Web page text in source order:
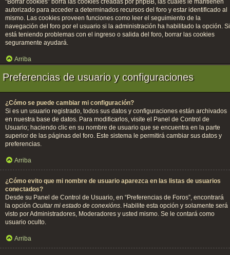
“Borrar cookies” borra las cookies creadas por phpBB, las cuales le mantienen
autorizado para acceder a determinados recursos del foro y estar identificado al
mismo. Las cookies proveen funciones como leer el seguimiento de la
navegación del foro por el usuario si la administración ha habilitado la opción. Si
está teniendo problemas con el ingreso o salida del foro, borrar las cookies
seguramente ayudará.
Arriba
Preferencias de usuario y configuraciones
¿Cómo se puede cambiar mi configuración?
Si es un usuario registrado, todos sus datos y configuraciones están archivados
en nuestra base de datos. Para modificarlos, visite el Panel de Control de
Usuario; haciendo clic en su nombre de usuario que se encuentra en la parte
superior de las páginas del foro. Este sistema le permitirá cambiar sus datos y
preferencias.
Arriba
¿Cómo evito que mi nombre de usuario aparezca en las listas de usuarios
conectados?
Desde su Panel de Control de Usuario, en “Preferencias de Foros”, encontrará
la opción Ocultar mi estado de conexións. Habilite esta opción y solamente será
visto por Administradores, Moderadores y usted mismo. Se le contará como
usuario oculto.
Arriba